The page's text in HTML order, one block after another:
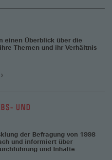
einen Überblick über die
Themen und ihr Verhältnis
UND
der Befragung von 1998
und informiert über
und Inhalte.